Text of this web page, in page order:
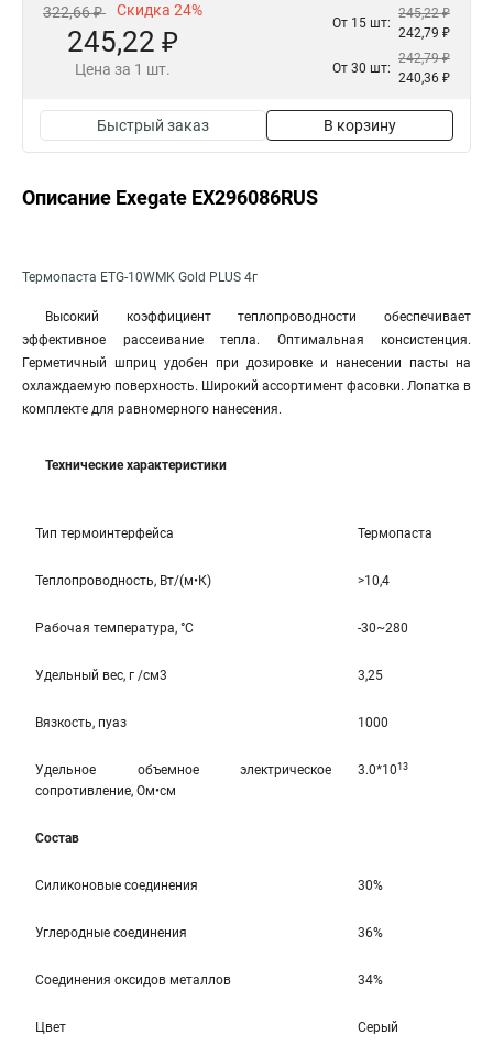
322,66 ₽ Скидка 24%
245,22 ₽
Цена за 1 шт.
От 15 шт:
245,22 ₽
242,79 ₽
От 30 шт:
242,79 ₽
240,36 ₽
Быстрый заказ В корзину
Описание Exegate EX296086RUS
Термопаста ETG-10WMK Gold PLUS 4г
Высокий коэффициент теплопроводности обеспечивает
эффективное рассеивание тепла. Оптимальная консистенция.
Герметичный шприц удобен при дозировке и нанесении пасты на
охлаждаемую поверхность. Широкий ассортимент фасовки. Лопатка в
комплекте для равномерного нанесения.
Технические характеристики
Тип термоинтерфейса Термопаста
Теплопроводность, Вт/(м•К) >10,4
Рабочая температура, °C -30~280
Удельный вес, г /см3 3,25
Вязкость, пуаз 1000
Удельное объемное электрическое
сопротивление, Ом•см
3.0*1013
Состав
Силиконовые соединения 30%
Углеродные соединения 36%
Соединения оксидов металлов 34%
Цвет Серый